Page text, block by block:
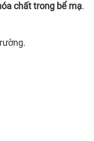
chất trong bể mạ.